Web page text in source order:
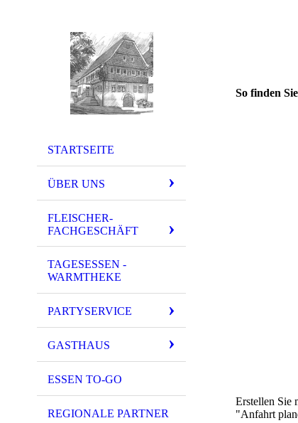
STARTSEITE
ÜBER UNS
FLEISCHER-
FACHGESCHÄFT
TAGESESSEN -
WARMTHEKE
PARTYSERVICE
GASTHAUS
ESSEN TO-GO
REGIONALE PARTNER
So finden
Erstellen Sie
"Anfahrt